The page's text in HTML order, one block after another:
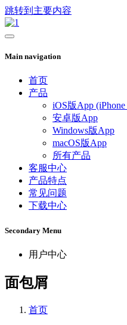
跳转到主要内容
Main navigation
首页
产品
iOS版App
安卓版App
Windows版App
macOS版App
所有产品
客服中心
产品特点
常见问题
下载中心
Secondary Menu
用户中心
面包屑
首页